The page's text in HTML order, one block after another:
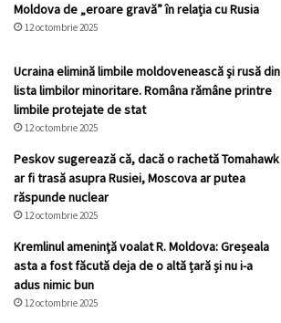
Moldova de „eroare gravă” în relația cu Rusia
12 octombrie 2025
Ucraina elimină limbile moldovenească și rusă din
lista limbilor minoritare. Româna rămâne printre
limbile protejate de stat
12 octombrie 2025
Peskov sugerează că, dacă o rachetă Tomahawk
ar fi trasă asupra Rusiei, Moscova ar putea
răspunde nuclear
12 octombrie 2025
Kremlinul ameninţă voalat R. Moldova: Greșeala
asta a fost făcută deja de o altă țară și nu i-a
adus nimic bun
12 octombrie 2025